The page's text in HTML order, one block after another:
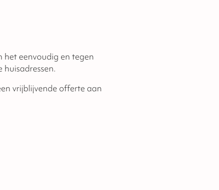
het eenvoudig en tegen
vrijblijvende offerte aan